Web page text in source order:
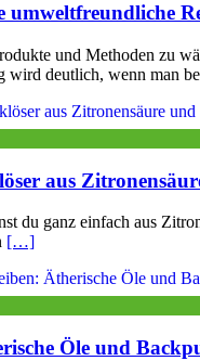
umweltfreundliche
und Methoden zu
deutlich, wenn man
aus
du ganz einfach aus
[…]
Öle und